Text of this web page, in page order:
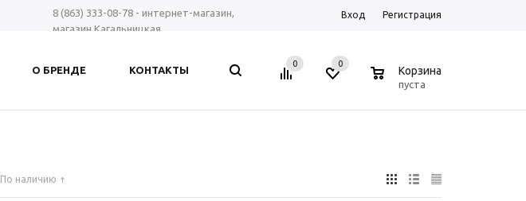
8 (863) 333-08-78 - интернет-магазин,
магазин Кагальницкая
+7 961 423-66-00 - MAX, Telegram, WhatsApp
Вход Регистрация
О БРЕНДЕ КОНТАКТЫ
0 0
Корзина
пуста
По наличию